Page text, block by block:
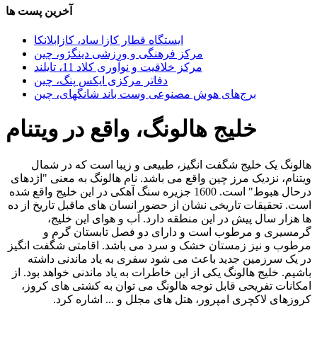
آخرین پست ها
ایستگاه قطار کازا ساد، کازابلانکا
مرکز فرهنگی و ورزشی دینگژو، چین
مرکز خلاقیت و نوآوری کلاد 11، تایلند
دفاتر مرکزی ایکس پنگ، چین
برج‌های هوش مصنوعی وست باند شانگهای، چین
خلیج هالونگ، واقع در ویتنام
هالونگ یک خلیج شگفت انگیز، طبیعی و زیبا است که در شمال
ویتنام، نزدیک مرز چین واقع می باشد. نام هالونگ به معنی "اژدهای
درحال هبوط" است. 1600 جزیره سنگ آهکی در این خلیج واقع شده
است. تحقیقات تاریخی نشان از حضور انسان های ماقبل تاریخ از ده
ها هزار سال پیش در این منطقه دارد. آب و هوای این خلیج،
گرمسیری و مرطوب است و دارای دو فصل تابستان گرم و
مرطوب و نیز زمستان خشک و سرد می باشد. اقامتی شگفت انگیز
در یک سرزمین جدید باعث می شود سفری به یاد ماندنی داشته
باشیم. خلیج هالونگ یکی از این خاطرات به یاد ماندنی خواهد بود. از
امکانات تفریحی قابل توجه هالونگ می توان به کشتی های کروز،
کروزهای لاکچری امپرور، هتل های مجلل و ... اشاره کرد.